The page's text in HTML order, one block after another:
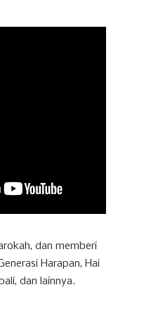
dan memberi
Harapan, Hai
dan lainnya.